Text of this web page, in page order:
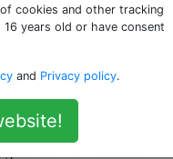
und Ausgabe
und das Dateisystem.
das aktuelle
in Java?
mein aktuelles
cookies and other tracking
years old or have consent
and Privacy policy.